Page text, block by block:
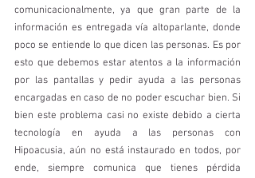
comunicacionalmente, ya que gran parte de la
información es entregada vía altoparlante, donde
poco se entiende lo que dicen las personas. Es por
esto que debemos estar atentos a la información
por las pantallas y pedir ayuda a las personas
encargadas en caso de no poder escuchar bien. Si
bien este problema casi no existe debido a cierta
tecnología en ayuda a las personas con
Hipoacusia, aún no está instaurado en todos, por
ende, siempre comunica que tienes pérdida